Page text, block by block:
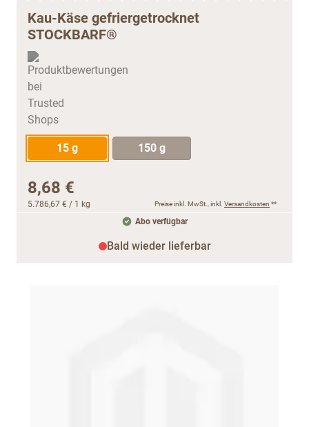
Kau-Käse gefriergetrocknet
STOCKBARF®
15 g 150 g
8,68 €
5.786,67 € / 1 kg Preise inkl. MwSt., inkl. Versandkosten **
Abo verfügbar
Bald wieder lieferbar